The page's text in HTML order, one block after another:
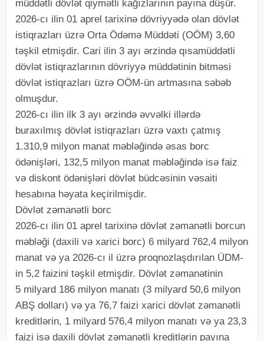
müddətli dövlət qiymətli kağızlarının payına düşür.
2026-cı ilin 01 aprel tarixinə dövriyyədə olan dövlət
istiqrazları üzrə Orta Ödəmə Müddəti (OÖM) 3,60
təşkil etmişdir. Cari ilin 3 ayı ərzində qısamüddətli
dövlət istiqrazlarının dövriyyə müddətinin bitməsi
dövlət istiqrazları üzrə OÖM-ün artmasına səbəb
olmuşdur.
2026-cı ilin ilk 3 ayı ərzində əvvəlki illərdə
buraxılmış dövlət istiqrazları üzrə vaxtı çatmış
1.310,9 milyon manat məbləğində əsas borc
ödənişləri, 132,5 milyon manat məbləğində isə faiz
və diskont ödənişləri dövlət büdcəsinin vəsaiti
hesabına həyata keçirilmişdir.
Dövlət zəmanətli borc
2026-cı ilin 01 aprel tarixinə dövlət zəmanətli borcun
məbləği (daxili və xarici borc) 6 milyard 762,4 milyon
manat və ya 2026-cı il üzrə proqnozlaşdırılan ÜDM-
in 5,2 faizini təşkil etmişdir. Dövlət zəmanətinin
5 milyard 186 milyon manatı (3 milyard 50,6 milyon
ABŞ dolları) və ya 76,7 faizi xarici dövlət zəmanətli
kreditlərin, 1 milyard 576,4 milyon manatı və ya 23,3
faizi isə daxili dövlət zəmanətli kreditlərin payına